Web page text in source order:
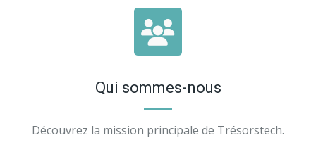
Qui sommes-nous
Découvrez la mission principale de Trésorstech.